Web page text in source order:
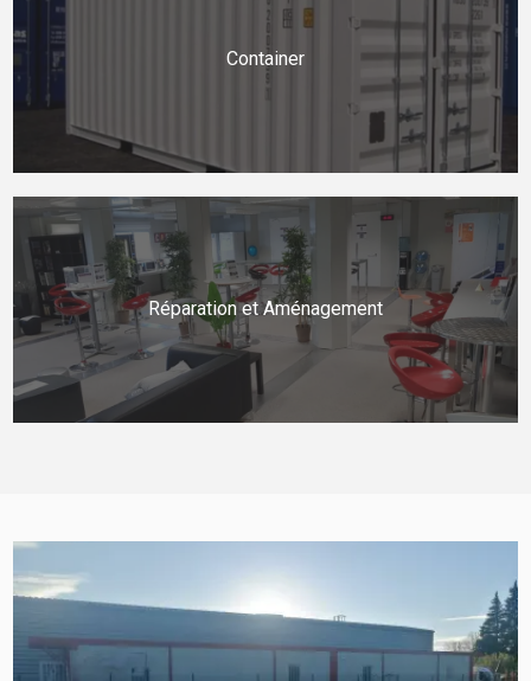
Container
Réparation et Aménagement